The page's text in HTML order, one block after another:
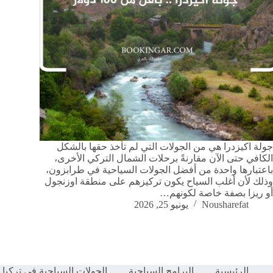
جولة اكيزدرا هي من الجولات التي لم تأخذ حقها بالشكل
الكافي حتى الآن مقارنةً برحلات الشمال التركي الأخرى،
باعتبارها واحدة من أفضل الجولات السياحية في طرابزون،
وذلك لأن أغلب السياح يكون تركيزهم على منطقة اوزنجول
أو ريزا بصفة خاصة لكونهم…
Nousharefat
يونيو 25, 2026
الرئيسية البرامج السياحية الجولات السياحية في تركيا